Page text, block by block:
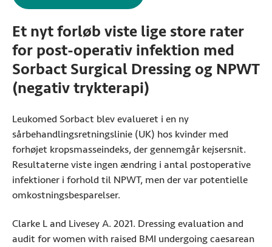
Et nyt forløb viste lige store rater
for post-operativ infektion med
Sorbact Surgical Dressing og NPWT
(negativ trykterapi)
Leukomed Sorbact blev evalueret i en ny
sårbehandlingsretningslinie (UK) hos kvinder med
forhøjet kropsmasseindeks, der gennemgår kejsersnit.
Resultaterne viste ingen ændring i antal postoperative
infektioner i forhold til NPWT, men der var potentielle
omkostningsbesparelser.
Clarke L and Livesey A. 2021. Dressing evaluation and
audit for women with raised BMI undergoing caesarean